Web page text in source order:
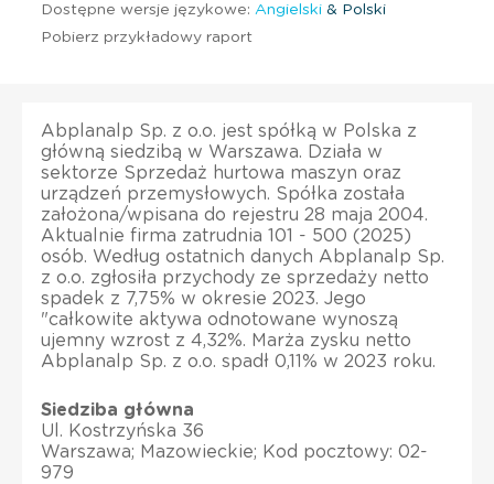
Dostępne wersje językowe: Angielski & Polski
Pobierz przykładowy raport
Abplanalp Sp. z o.o. jest spółką w Polska z
główną siedzibą w Warszawa. Działa w
sektorze Sprzedaż hurtowa maszyn oraz
urządzeń przemysłowych. Spółka została
założona/wpisana do rejestru 28 maja 2004.
Aktualnie firma zatrudnia 101 - 500 (2025)
osób. Według ostatnich danych Abplanalp Sp.
z o.o. zgłosiła przychody ze sprzedaży netto
spadek z 7,75% w okresie 2023. Jego
"całkowite aktywa odnotowane wynoszą
ujemny wzrost z 4,32%. Marża zysku netto
Abplanalp Sp. z o.o. spadł 0,11% w 2023 roku.
Siedziba główna
Ul. Kostrzyńska 36
Warszawa; Mazowieckie; Kod pocztowy: 02-
979